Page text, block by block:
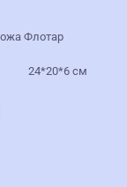
Флотар
24*20*6 см